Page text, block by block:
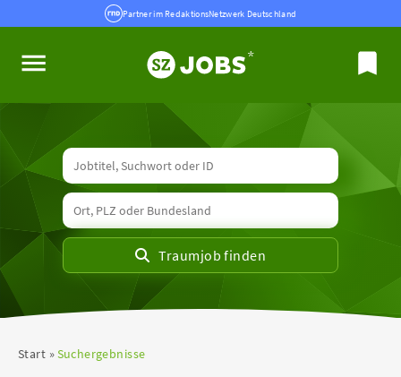
Partner im RedaktionsNetzwerk Deutschland
Start Suchergebnisse